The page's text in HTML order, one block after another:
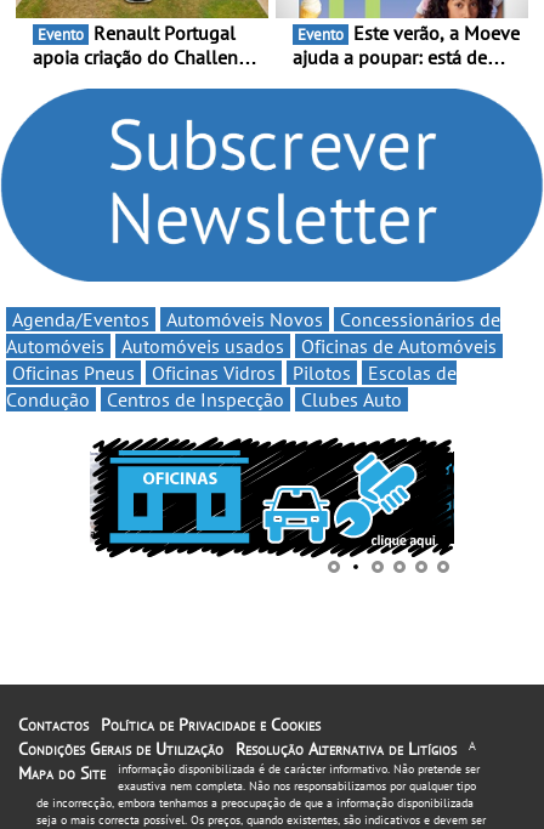
Evento
apoia criação do Challenge
compromisso com o
automobilismo nacional
continua em 2026
Evento
ajuda a poupar: está de
Volta” com descontos de
Agenda/Eventos Automóveis Novos
Concessionários de
Automóveis
Automóveis usados
Oficinas de Automóveis
Oficinas Pneus
Oficinas Vidros Pilotos
Escolas de
Condução
Centros de Inspecção Clubes Auto
Contactos
Política de Privacidade e Cookies
Condições Gerais de Utilização
Resolução Alternativa de Litígios
Mapa do Site
A
informação disponibilizada é de carácter informativo. Não pretende ser
exaustiva nem completa. Não nos responsabilizamos por qualquer tipo
de incorrecção, embora tenhamos a preocupação de que a informação disponibilizada
seja o mais correcta possível. Os preços, quando existentes, são indicativos e devem ser